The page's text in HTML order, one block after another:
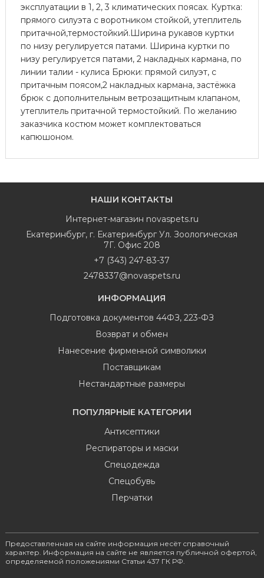
эксплуатации в 1, 2, 3 климатических поясах. Куртка:
прямого силуэта с воротником стойкой, утеплитель
притачной,термостойкий.Ширина рукавов куртки
по низу регулируется патами. Ширина куртки по
низу регулируется патами, 2 накладных кармана, по
линии талии - кулиса Брюки: прямой силуэт, с
притачным поясом,2 накладных кармана, застёжка
брюк с дополнительным ветрозащитным клапаном,
утеплитель притачной термостойкий. По желанию
заказчика костюм может комплектоваться
капюшоном.
НАШИ КОНТАКТЫ
Интернет-магазин novaspets.ru
Екатеринбург, г. Екатеринбург Ул. Зоологическая
7Г. Офис 208
+7 (343) 247-83-37
2478337@novaspets.ru
ИНФОРМАЦИЯ
Подготовка документов 44ФЗ, 223-ФЗ
Возврат и обмен
Нанесение фирменной символики
Поставщикам
Нестандартные размеры
ПОПУЛЯРНЫЕ КАТЕГОРИИ
Антисептики
Респираторы и маски
Спецодежда
Спецобувь
Перчатки
Предоставленная на сайте информация несёт справочный
характер. Информация на сайте не является публичной офертой,
определяемой положениями Статьи 437 ГК РФ.